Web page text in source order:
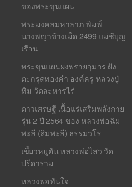
ของพระขุนแผน
พระมงคลมหาลาภ พิมพ์
นางพญาข้างเม็ด 2499 แม่ชีบุญ
เรือน
พระขุนแผนผงพรายกุมาร ฝัง
ตะกรุดทองคำ องค์ครู หลวงปู่
ทิม วัดละหารไร่
ดาวเศรษฐี เนื้อแร่เสริมพลังกาย
รุ่น 2 ปี 2564 ของ หลวงพ่อฉิม
พะลี (สิมพะลี) ธรรมวโร
เขี้ยวหมูตัน หลวงพ่อไสว วัด
ปรีดาราม
หลวงพ่อทันใจ